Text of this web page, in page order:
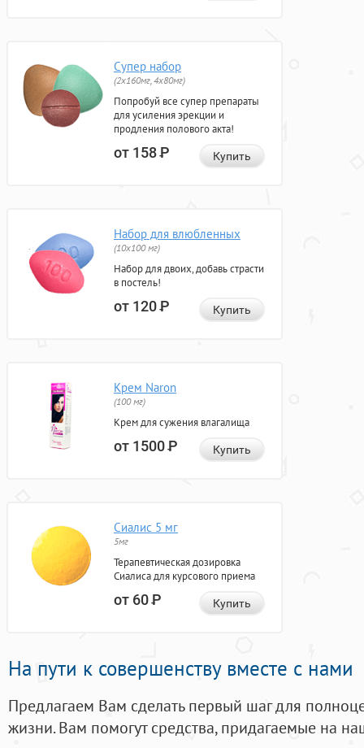
Супер набор
(2х160мг, 4х80мг)
Попробуй все супер препараты
для усиления эрекции и
продления полового акта!
от 158Р Купить
Набор для влюбленных
(10х100 мг)
Набор для двоих, добавь страсти
в постель!
от 120Р Купить
Крем Naron
(100 мг)
Крем для сужения влагалища
от 1500Р Купить
Сиалис 5 мг
5мг
Терапевтическая дозировка
Сиалиса для курсового приема
от 60Р Купить
На пути к совершенству вместе с нами
Предлагаем Вам сделать первый шаг для
жизни. Вам помогут средства, придагаемые на